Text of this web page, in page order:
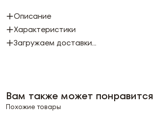
Описание
Характеристики
Загружаем доставки...
Вам также может понравится
Похожие товары